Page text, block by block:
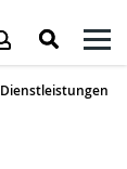
Dienstleistungen